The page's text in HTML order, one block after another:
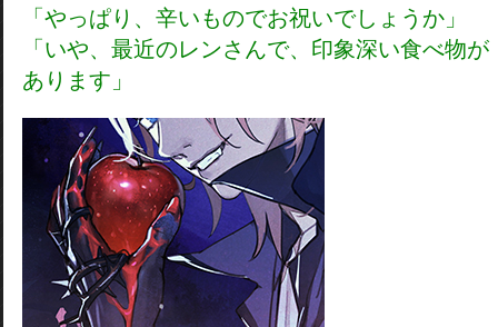
「やっぱり、辛いものでお祝いでしょうか」
「いや、最近のレンさんで、印象深い食べ物が
あります」